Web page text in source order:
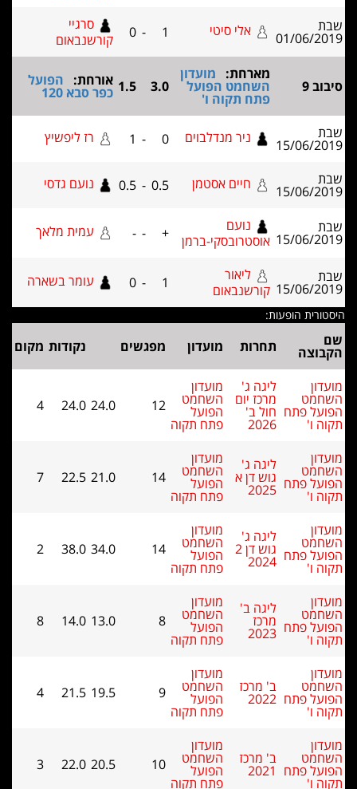
סיטי 1
-
0
קורשנבאום
הפועל 3.0
1.5 אורחת: הפועל
כפר סבא 120
מנדלבוים 0
-
1 רז ליפשיץ
אסטמן 0.5
-
0.5 נועם גדסי
ברמן
+
-
- עמית מלאך
1
-
0 עומר בשארה
מועדון מפגשים נקודות מקום
מועדון
השחמט
הפועל
פתח תקוה
12
24.0
24.0
4
מועדון
השחמט
הפועל
פתח תקוה
14
21.0
22.5
7
מועדון
השחמט
הפועל
פתח תקוה
14
34.0
38.0
2
מועדון
השחמט
הפועל
פתח תקוה
8
13.0
14.0
8
מועדון
השחמט
הפועל
פתח תקוה
9
19.5
21.5
4
מועדון
השחמט
הפועל
פתח תקוה
10
20.5
22.0
3